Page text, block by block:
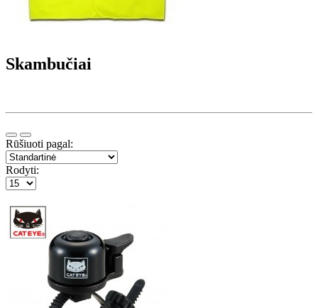
Skambučiai
Rūšiuoti pagal:
Rodyti: